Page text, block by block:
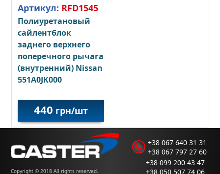
Артикул: RFD1545
Полиуретановый
сайлентблок
заднего верхнего
поперечного рычага
(внутренний) Nissan
551A0JK000
440 грн/шт
Copyright © 2018 All rights reserved.
+38 067 640 31 31
+38 067 797 27 60
+38 099 200 43 47
+38 050 507 74 06